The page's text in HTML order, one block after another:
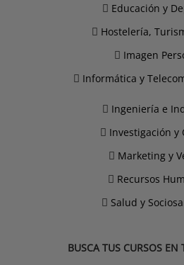
Educación y
Hostelería,
Imagen
Informática y
Ingeniería e
Investigación y
Marketing y
Recursos
Salud y
BUSCA TUS CURSOS EN